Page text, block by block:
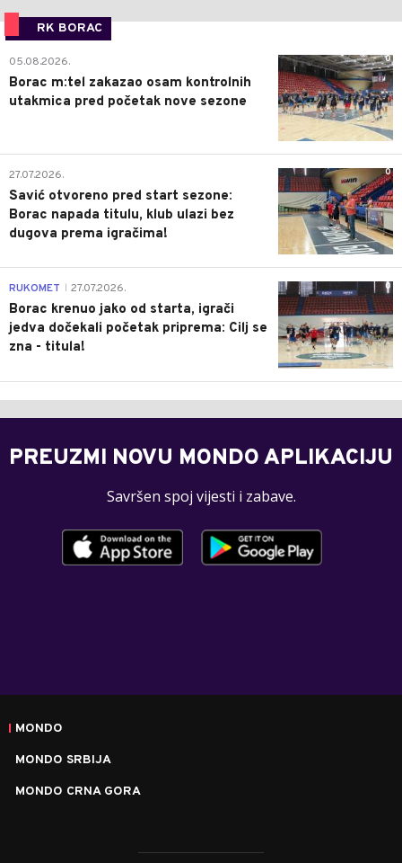
RK BORAC
0
05.08.2026.
Borac m:tel zakazao osam kontrolnih
utakmica pred početak nove sezone
0
27.07.2026.
Savić otvoreno pred start sezone:
Borac napada titulu, klub ulazi bez
dugova prema igračima!
0
RUKOMET 27.07.2026.
Borac krenuo jako od starta, igrači
jedva dočekali početak priprema: Cilj se
zna - titula!
PREUZMI NOVU MONDO APLIKACIJU
Savršen spoj vijesti i zabave.
MONDO
MONDO SRBIJA
MONDO CRNA GORA